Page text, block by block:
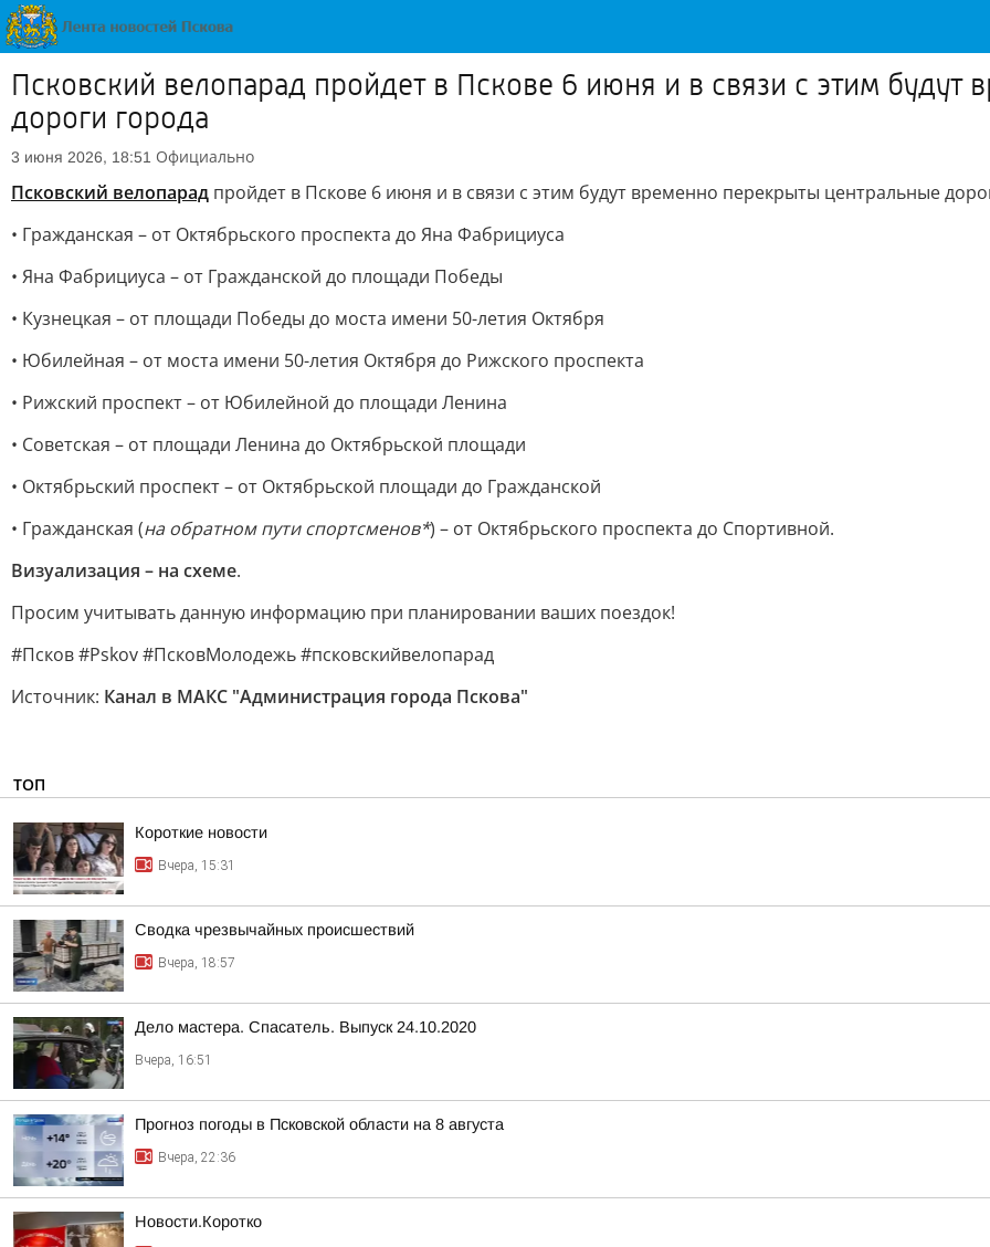
Псковский велопарад пройдет в Пскове 6 июня и в связи с этим
дороги города
3 июня 2026, 18:51 Официально
Псковский велопарад пройдет в Пскове 6 июня и в связи с этим будут временно перекрыты центральные
• Гражданская – от Октябрьского проспекта до Яна Фабрициуса
• Яна Фабрициуса – от Гражданской до площади Победы
• Кузнецкая – от площади Победы до моста имени 50-летия Октября
• Юбилейная – от моста имени 50-летия Октября до Рижского проспекта
• Рижский проспект – от Юбилейной до площади Ленина
• Советская – от площади Ленина до Октябрьской площади
• Октябрьский проспект – от Октябрьской площади до Гражданской
• Гражданская (на обратном пути спортсменов*) – от Октябрьского проспекта до Спортивной.
Визуализация – на схеме.
Просим учитывать данную информацию при планировании ваших поездок!
#Псков #Pskov #ПсковМолодежь #псковскийвелопарад
Источник: Канал в МАКС "Администрация города Пскова"
ТОП
Короткие новости
Вчера, 15:31
Сводка чрезвычайных происшествий
Вчера, 18:57
Дело мастера. Спасатель. Выпуск 24.10.2020
Вчера, 16:51
Прогноз погоды в Псковской области на 8 августа
Вчера, 22:36
Новости.Коротко